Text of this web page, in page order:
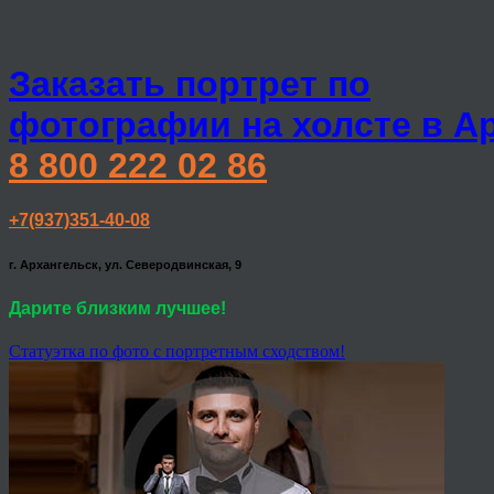
Заказать портрет по
фотографии на холсте в
8 800 222 02 86
+7(937)351-40-08
г. Архангельск, ул. Северодвинская, 9
Дарите близким лучшее!
Статуэтка по фото с портретным сходством!